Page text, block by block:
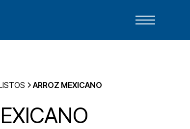
ARROZ MEXICANO